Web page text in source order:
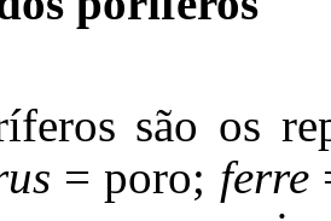
são os
= poro; ferre